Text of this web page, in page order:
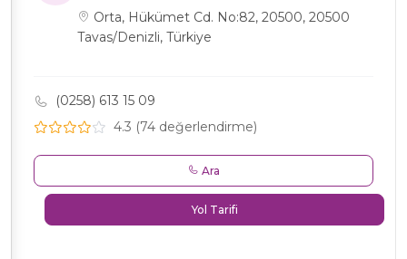
Orta, Hükümet Cd. No:82, 20500, 20500
Tavas/Denizli, Türkiye
(0258) 613 15 09
4.3 (74 değerlendirme)
Ara
Yol Tarifi